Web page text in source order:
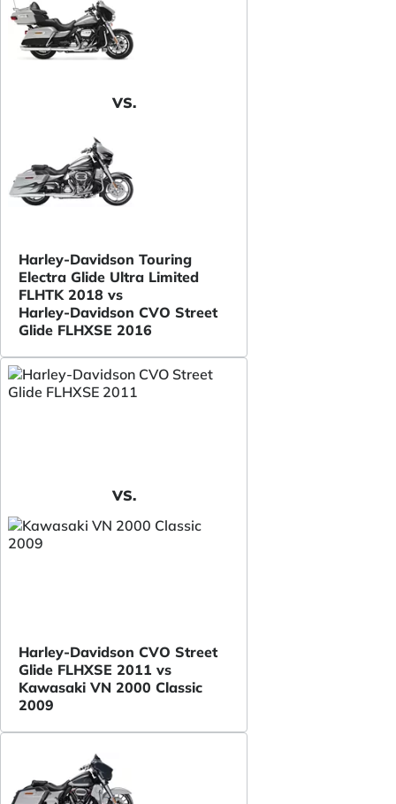
VS.
Harley-Davidson Touring
Electra Glide Ultra Limited
FLHTK 2018 vs
Harley-Davidson CVO Street
Glide FLHXSE 2016
VS.
Harley-Davidson CVO Street
Glide FLHXSE 2011 vs
Kawasaki VN 2000 Classic
2009